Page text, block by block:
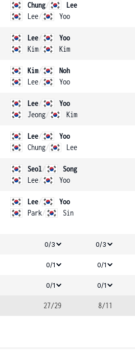
Chung/
Lee
Lee/ Yoo
Lee/
Yoo
Kim/ Kim
Kim/
Noh
Lee/ Yoo
Lee/
Yoo
Jeong/ Kim
Lee/
Yoo
Chung/ Lee
Seol/
Song
Lee/ Yoo
Lee/
Yoo
Park/ Sin
0/3 0/3
0/1 0/1
0/1 0/1
27/29 8/11